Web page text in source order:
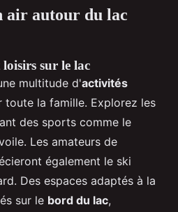
air autour du lac
sur le lac
multitude d'activités
toute la famille. Explorez les
des sports comme le
Les amateurs de
également le ski
Des espaces adaptés à la
sur le bord du lac,